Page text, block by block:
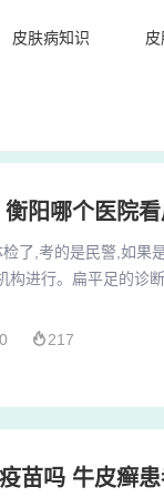
皮肤病知识
阳哪个医院
了,考的是民警,如果
进行。扁平足的诊
扁平足是某些职位的
217
苗吗 牛皮癣